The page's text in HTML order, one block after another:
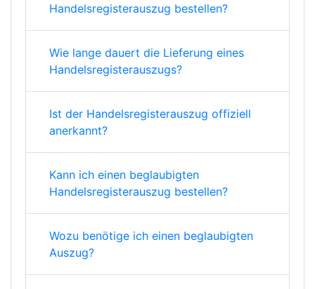
Handelsregisterauszug bestellen?
Wie lange dauert die Lieferung eines
Handelsregisterauszugs?
Ist der Handelsregisterauszug offiziell
anerkannt?
Kann ich einen beglaubigten
Handelsregisterauszug bestellen?
Wozu benötige ich einen beglaubigten
Auszug?